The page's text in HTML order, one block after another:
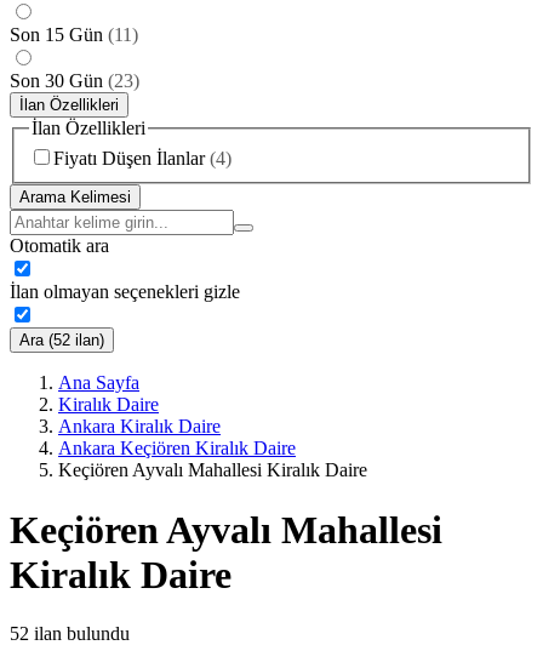
Son 15 Gün (11)
Son 30 Gün (23)
İlan Özellikleri
İlan Özellikleri
Fiyatı Düşen İlanlar (4)
Arama Kelimesi
Otomatik ara
İlan olmayan seçenekleri gizle
Ara (52 ilan)
Ana Sayfa
Kiralık Daire
Ankara Kiralık Daire
Ankara Keçiören Kiralık Daire
Keçiören Ayvalı Mahallesi Kiralık Daire
Keçiören Ayvalı Mahallesi
Kiralık Daire
52 ilan bulundu